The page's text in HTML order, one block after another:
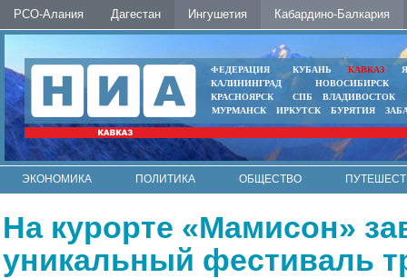
РСО-Алания Дагестан Ингушетия Кабардино-Балкария
ФЕДЕРАЦИЯ КУБАНЬ КАВКАЗ
КАЛИНИНГРАД
НОВОСИБИРСК
КРАСНОЯРСК
СПБ
ВЛАДИВОСТОК
МУРМАНСК
ИРКУТСК БУРЯТИЯ
ЭКОНОМИКА ПОЛИТИКА ОБЩЕСТВО
На курорте «Мамисон»
уникальный фестиваль